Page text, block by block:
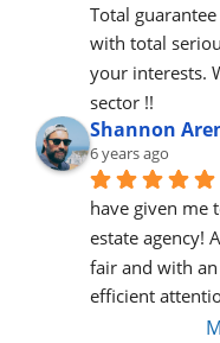
Total
with total
your interests.
sector !!
Shannon
6 years ago
have given me
estate agency!
fair and with
efficient